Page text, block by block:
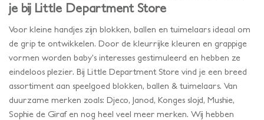
je bij Little Department Store
Voor kleine handjes zijn blokken, ballen en tuimelaars ideaal om
de grip te ontwikkelen. Door de kleurrijke kleuren en grappige
vormen worden baby’s interesses gestimuleerd en hebben ze
eindeloos plezier. Bij Little Department Store vind je een breed
assortiment aan speelgoed blokken, ballen & tuimelaars. Van
duurzame merken zoals: Djeco, Janod, Konges slojd, Mushie,
Sophie de Giraf en nog heel veel meer merken. Wij hebben